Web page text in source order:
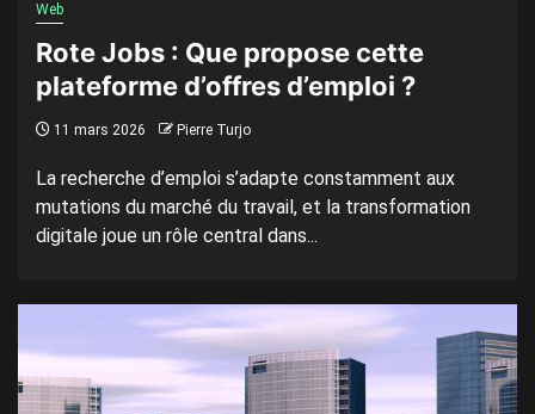
Web
Rote Jobs : Que propose cette
plateforme d’offres d’emploi ?
11 mars 2026 Pierre Turjo
La recherche d’emploi s’adapte constamment aux
mutations du marché du travail, et la transformation
digitale joue un rôle central dans...